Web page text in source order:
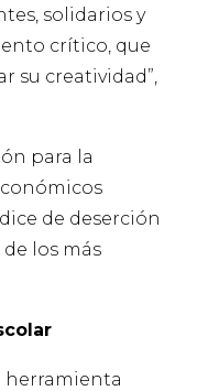
solidarios y
crítico, que
su creatividad”,
para la
de deserción
los más
herramienta